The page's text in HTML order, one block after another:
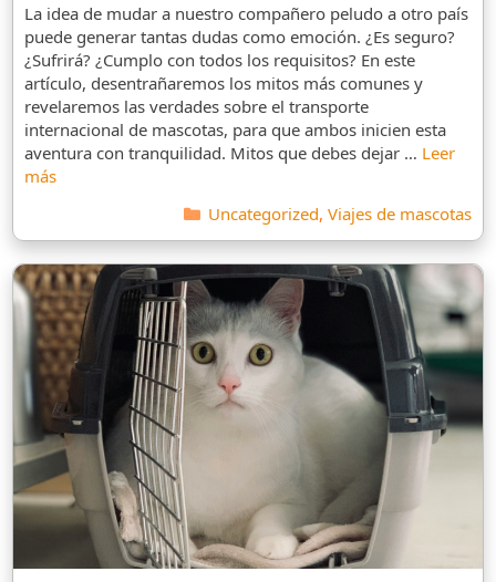
La idea de mudar a nuestro compañero peludo a otro país
puede generar tantas dudas como emoción. ¿Es seguro?
¿Sufrirá? ¿Cumplo con todos los requisitos? En este
artículo, desentrañaremos los mitos más comunes y
revelaremos las verdades sobre el transporte
internacional de mascotas, para que ambos inicien esta
aventura con tranquilidad. Mitos que debes dejar … Leer
más
Categorías
Uncategorized, Viajes de mascotas